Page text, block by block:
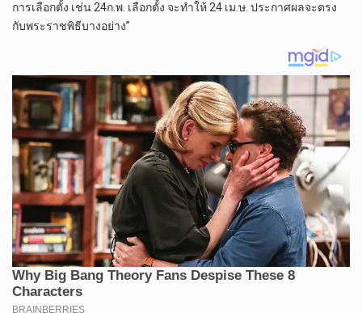
การเลือกตั้ง เช่น 24ก.พ. เลือกตั้ง จะทำให้ 24 เม.ษ. ประกาศผลจะตรง
กับพระราชพิธีบางอย่าง”